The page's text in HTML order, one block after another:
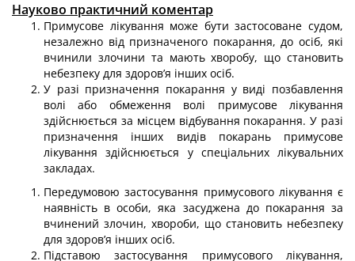
Науково практичний коментар
Примусове лікування може бути застосоване судом,
незалежно від призна­ченого покарання, до осіб, які
вчинили злочини та мають хворобу, що становить
небезпеку для здоров’я інших осіб.
У разі призначення покарання у виді позбавлення
волі або обмеження волі примусове лікування
здійснюється за місцем відбування покарання. У разі
при­значення інших видів покарань примусове
лікування здійснюється у спеціальних лікувальних
закладах.
Передумовою застосування примусового лікування є
наявність в особи, яка за­суджена до покарання за
вчинений злочин, хвороби, що становить небезпеку
для здоров’я інших осіб.
Підставою застосування примусового лікування,